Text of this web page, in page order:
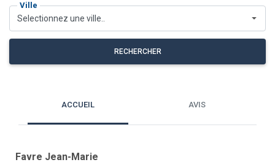
Ville
Selectionnez une ville..
RECHERCHER
ACCUEIL AVIS
Favre Jean-Marie